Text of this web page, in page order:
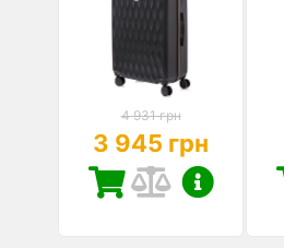
4 931 грн
3 945 грн